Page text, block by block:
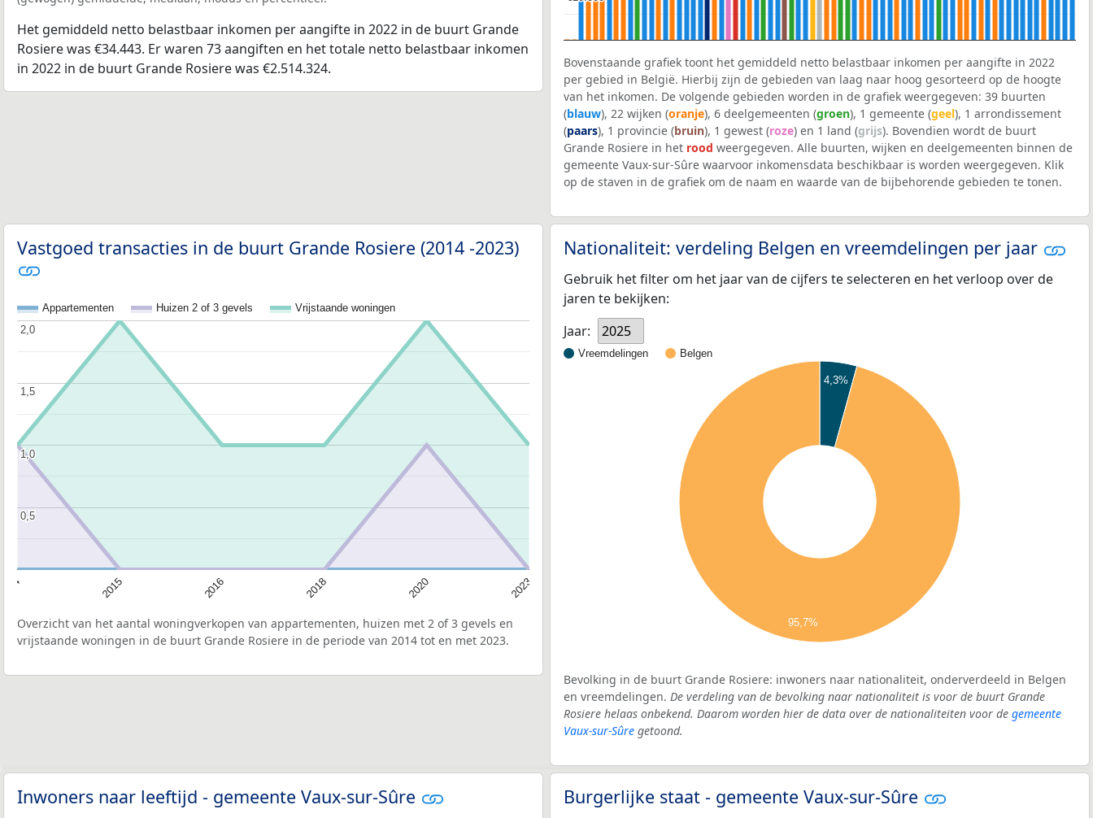
Het gemiddeld netto belastbaar inkomen per aangifte in 2022 in de buurt Grande
Rosiere was €34.443. Er waren 73 aangiften en het totale netto belastbaar inkomen
in 2022 in de buurt Grande Rosiere was €2.514.324.
Bovenstaande grafiek toont het gemiddeld netto belastbaar inkomen per aangifte in 2022
per gebied in België. Hierbij zijn de gebieden van laag naar hoog gesorteerd op de hoogte
van het inkomen. De volgende gebieden worden in de grafiek weergegeven: 39 buurten
(blauw), 22 wijken (oranje), 6 deelgemeenten (groen), 1 gemeente (geel), 1 arrondissement
(paars), 1 provincie (bruin), 1 gewest (roze) en 1 land (grijs). Bovendien wordt de buurt
Grande Rosiere in het rood weergegeven. Alle buurten, wijken en deelgemeenten binnen de
gemeente Vaux-sur-Sûre waarvoor inkomensdata beschikbaar is worden weergegeven. Klik
op de staven in de grafiek om de naam en waarde van de bijbehorende gebieden te tonen.
Vastgoed transacties in de buurt Grande Rosiere (2014 -2023)
Appartementen Huizen 2 of 3 gevels Vrijstaande woningen
2015 2016 2018 2020 2023
0,5
0,5
1,0
1,0
1,5
1,5
2,0
2,0
Overzicht van het aantal woningverkopen van appartementen, huizen met 2 of 3 gevels en
vrijstaande woningen in de buurt Grande Rosiere in de periode van 2014 tot en met 2023.
Nationaliteit: verdeling Belgen en vreemdelingen per jaar
Gebruik het filter om het jaar van de cijfers te selecteren en het verloop over de
jaren te bekijken:
Jaar:
2025
Vreemdelingen Belgen
4,3%
95,7%
Bevolking in de buurt Grande Rosiere: inwoners naar nationaliteit, onderverdeeld in Belgen
en vreemdelingen. De verdeling van de bevolking naar nationaliteit is voor de buurt Grande
Rosiere helaas onbekend. Daarom worden hier de data over de nationaliteiten voor de gemeente
Vaux-sur-Sûre getoond.
Inwoners naar leeftijd - gemeente Vaux-sur-Sûre Burgerlijke staat - gemeente Vaux-sur-Sûre